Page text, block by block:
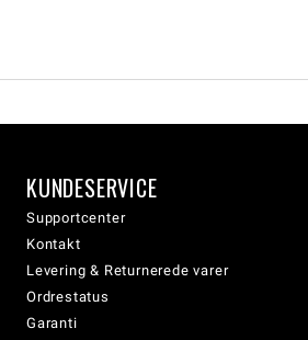
KUNDESERVICE
Supportcenter
Kontakt
Levering & Returnerede varer
Ordrestatus
Garanti